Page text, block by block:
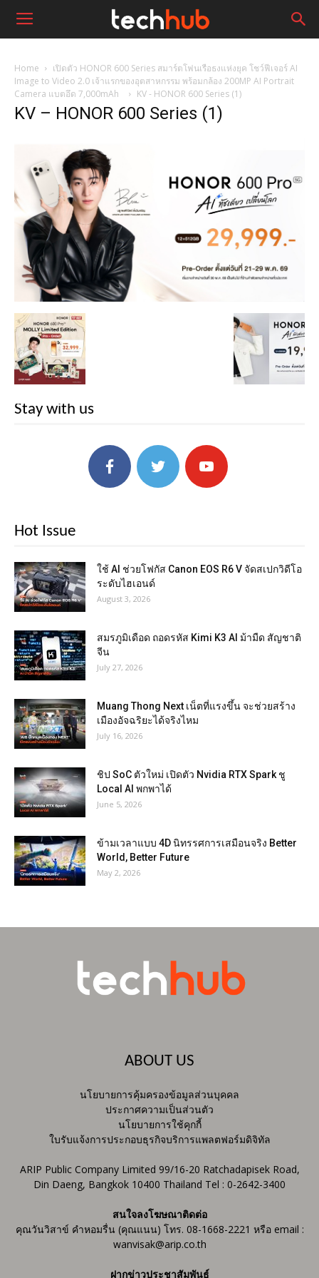
Home
เปิดตัว HONOR 600 Series สมาร์ตโฟนเรือธงแห่งยุค โชว์ฟีเจอร์ AI
Image to Video 2.0 เจ้าแรกของอุตสาหกรรม พร้อมกล้อง 200MP AI Portrait
Camera แบตอึด 7,000mAh
KV - HONOR 600 Series (1)
KV – HONOR 600 Series (1)
Stay with us
Hot Issue
ใช้ AI ช่วยโฟกัส Canon EOS R6 V จัดสเปกวิดีโอ
ระดับไฮเอนด์
August 3, 2026
สมรภูมิเดือด ถอดรหัส Kimi K3 AI ม้ามืด สัญชาติ
จีน
July 27, 2026
Muang Thong Next เน็ตที่แรงขึ้น จะช่วยสร้าง
เมืองอัจฉริยะได้จริงไหม
July 16, 2026
ชิป SoC ตัวใหม่ เปิดตัว Nvidia RTX Spark ชู
Local AI พกพาได้
June 5, 2026
ข้ามเวลาแบบ 4D นิทรรศการเสมือนจริง Better
World, Better Future
May 2, 2026
ABOUT US
นโยบายการคุ้มครองข้อมูลส่วนบุคคล
ประกาศความเป็นส่วนตัว
นโยบายการใช้คุกกี้
ใบรับแจ้งการประกอบธุรกิจบริการแพลตฟอร์มดิจิทัล
ARIP Public Company Limited 99/16-20 Ratchadapisek Road,
Din Daeng, Bangkok 10400 Thailand Tel : 0-2642-3400
สนใจลงโฆษณาติดต่อ
คุณวันวิสาข์ คำหอมรื่น (คุณแนน) โทร. 08-1668-2221 หรือ email :
wanvisak@arip.co.th
ฝากข่าวประชาสัมพันธ์